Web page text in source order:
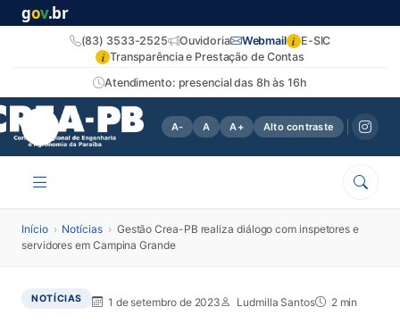
gov.br
Atendimento: presencial das 8h às 16h
(83) 3533-2525 Ouvidoria Webmail i E-SIC
i Transparência e Prestação de Contas
A- A A+ Alto contraste
Início › Notícias › Gestão Crea-PB realiza diálogo com inspetores e
servidores em Campina Grande
NOTÍCIAS 1 de setembro de 2023 Ludmilla Santos 2 min